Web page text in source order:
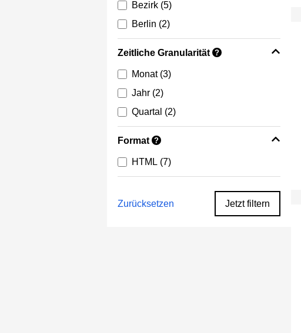
Bezirk (5)
Berlin (2)
Zeitliche Granularität ?
Monat (3)
Jahr (2)
Quartal (2)
Format ?
HTML (7)
Zurücksetzen Jetzt filtern